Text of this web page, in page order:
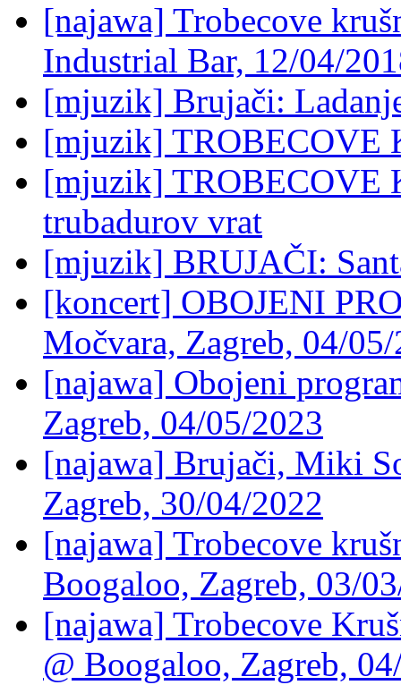
[najawa] Trobecove
Industrial Bar, 12/04/
[mjuzik] Brujači:
[mjuzik] TROBECOVE
[mjuzik] TROBECOVE
trubadurov vrat
[mjuzik] BRUJAČI:
[koncert] OBOJENI
Močvara, Zagreb, 04/
[najawa] Obojeni
Zagreb, 04/05/2023
[najawa] Brujači, Miki
Zagreb, 30/04/2022
[najawa] Trobecove
Boogaloo, Zagreb, 03/
[najawa] Trobecove
@ Boogaloo, Zagreb,